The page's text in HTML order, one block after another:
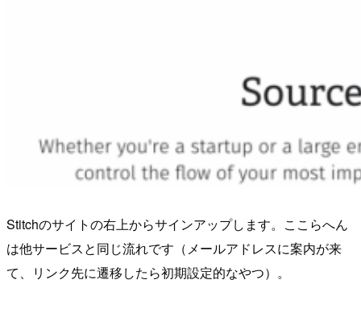
Stitchのサイトの右上からサインアップします。ここらへん
は他サービスと同じ流れです（メールアドレスに案内が来
て、リンク先に遷移したら初期設定的なやつ）。